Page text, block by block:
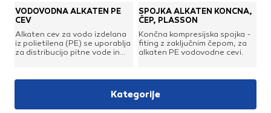
Ostale plošče za suho gradnjo
Profili in kotniki
Revizijska vrata
Spuščeni stropovi
VODOVODNA ALKATEN PE
CEV
Alkaten cev za vodo izdelana
iz polietilena (PE) se uporablja
za distribucijo pitne vode in
za namakalne sisteme. Cev je
korozijsko odporna, z dolgo
življenjsko dobo, je prožna in
se enostavno reže ter spaja s
SPOJKA ALKATEN KONČNA,
ČEP, PLASSON
Končna kompresijska spojka -
fiting z zaključnim čepom, za
alkaten PE vodovodne cevi.
Kategorije